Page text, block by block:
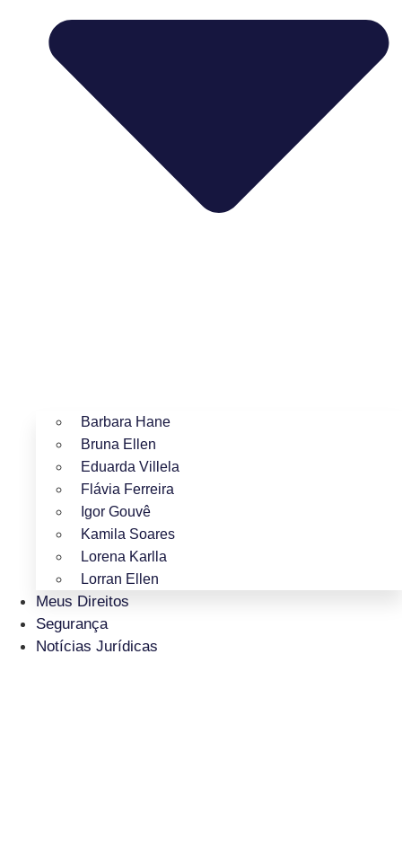
Barbara Hane
Bruna Ellen
Eduarda Villela
Flávia Ferreira
Igor Gouvê
Kamila Soares
Lorena Karlla
Lorran Ellen
Meus Direitos
Segurança
Notícias Jurídicas